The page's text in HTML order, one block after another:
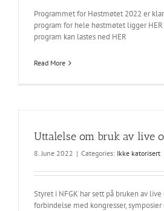
Programmet for Høstmøtet 2022 er
program for hele høstmøtet ligger HER
program kan lastes ned HER
Read More
Uttalelse om bruk av live
8. June 2022 | Categories: Ikke katorisert
Styret i NFGK har sett på bruken av
forbindelse med kongresser,